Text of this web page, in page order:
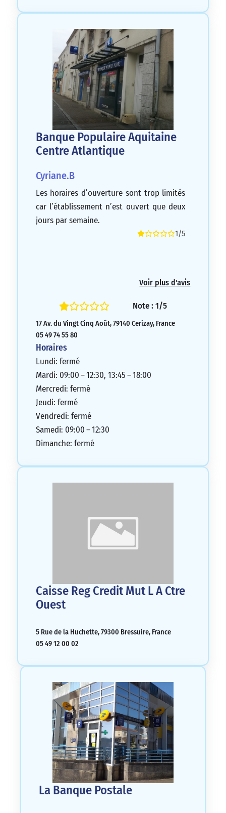
Banque Populaire Aquitaine
Centre Atlantique
Cyriane.B
Les horaires d’ouverture sont trop limités
car l’établissement n’est ouvert que deux
jours par semaine.
1/5
Voir plus d'avis
Note : 1/5
17 Av. du Vingt Cinq Août, 79140 Cerizay, France
05 49 74 55 80
Horaires
Lundi: fermé
Mardi: 09:00 – 12:30, 13:45 – 18:00
Mercredi: fermé
Jeudi: fermé
Vendredi: fermé
Samedi: 09:00 – 12:30
Dimanche: fermé
Caisse Reg Credit Mut L A Ctre
Ouest
5 Rue de la Huchette, 79300 Bressuire, France
05 49 12 00 02
La Banque Postale